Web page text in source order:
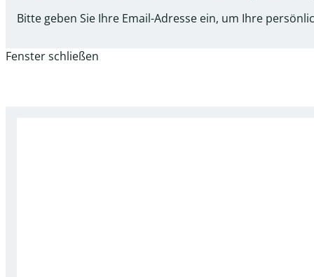
Bitte geben Sie Ihre Email-Adresse ein, um Ihre
Fenster schließen